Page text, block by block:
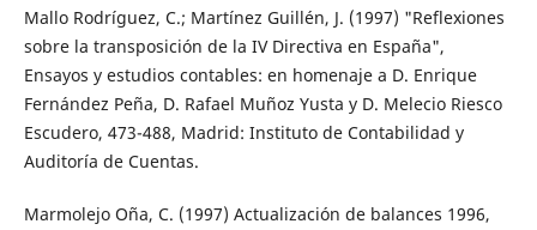
Mallo Rodríguez, C.; Martínez Guillén, J. (1997) "Reflexiones
sobre la transposición de la IV Directiva en España",
Ensayos y estudios contables: en homenaje a D. Enrique
Fernández Peña, D. Rafael Muñoz Yusta y D. Melecio Riesco
Escudero, 473-488, Madrid: Instituto de Contabilidad y
Auditoría de Cuentas.
Marmolejo Oña, C. (1997) Actualización de balances 1996,